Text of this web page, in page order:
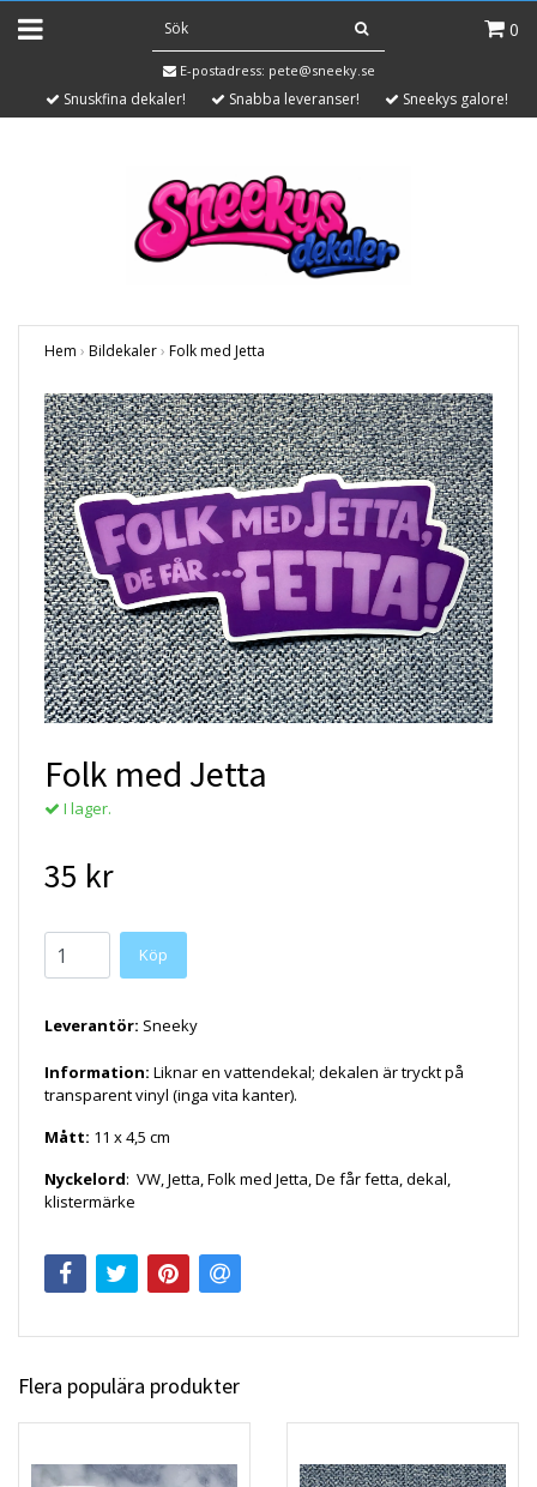
0
E-postadress: pete@sneeky.se
Snuskfina dekaler! Snabba leveranser! Sneekys galore!
Hem › Bildekaler› Folk med Jetta
Folk med Jetta
I lager.
35 kr
Köp
Leverantör: Sneeky
Information: Liknar en vattendekal; dekalen är tryckt på
transparent vinyl (inga vita kanter).
Mått: 11 x 4,5 cm
Nyckelord: VW, Jetta, Folk med Jetta, De får fetta, dekal,
klistermärke
Flera populära produkter